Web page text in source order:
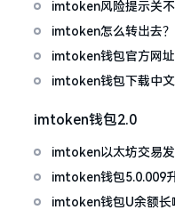
imtoken风险提示关
imtoken怎么转出去
imtoken钱包官方网
imtoken钱包下载中
imtoken钱包2.0
imtoken以太坊交易发
你
imtoken钱包5.0.009
imtoken钱包U余额长